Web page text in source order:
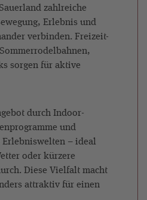
zahlreiche
Erlebnis und
verbinden. Freizeit-
sorgen für aktive
durch Indoor-
und
– ideal
oder kürzere
Diese Vielfalt macht
attraktiv für einen